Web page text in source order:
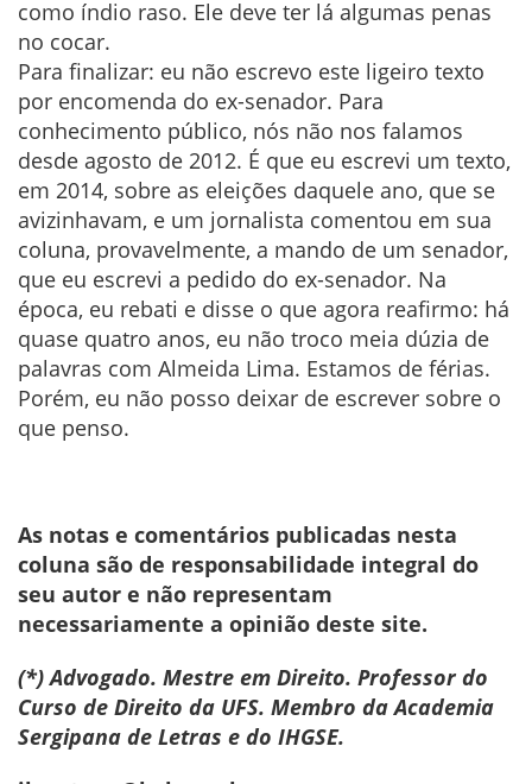
como índio raso. Ele deve ter lá algumas penas
no cocar.
Para finalizar: eu não escrevo este ligeiro texto
por encomenda do ex-senador. Para
conhecimento público, nós não nos falamos
desde agosto de 2012. É que eu escrevi um texto,
em 2014, sobre as eleições daquele ano, que se
avizinhavam, e um jornalista comentou em sua
coluna, provavelmente, a mando de um senador,
que eu escrevi a pedido do ex-senador. Na
época, eu rebati e disse o que agora reafirmo: há
quase quatro anos, eu não troco meia dúzia de
palavras com Almeida Lima. Estamos de férias.
Porém, eu não posso deixar de escrever sobre o
que penso.
As notas e comentários publicadas nesta
coluna são de responsabilidade integral do
seu autor e não representam
necessariamente a opinião deste site.
(*) Advogado. Mestre em Direito. Professor do
Curso de Direito da UFS. Membro da Academia
Sergipana de Letras e do IHGSE.